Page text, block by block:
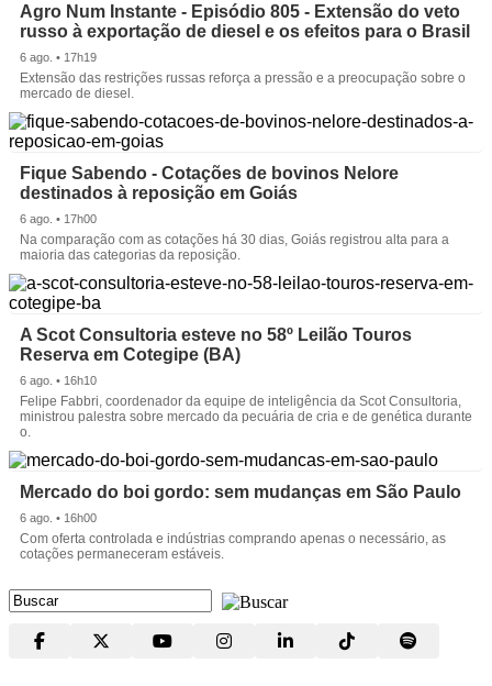
Agro Num Instante - Episódio 805 - Extensão do veto
russo à exportação de diesel e os efeitos para o Brasil
6 ago. • 17h19
Extensão das restrições russas reforça a pressão e a preocupação sobre o
mercado de diesel.
Fique Sabendo - Cotações de bovinos Nelore
destinados à reposição em Goiás
6 ago. • 17h00
Na comparação com as cotações há 30 dias, Goiás registrou alta para a
maioria das categorias da reposição.
A Scot Consultoria esteve no 58º Leilão Touros
Reserva em Cotegipe (BA)
6 ago. • 16h10
Felipe Fabbri, coordenador da equipe de inteligência da Scot Consultoria,
ministrou palestra sobre mercado da pecuária de cria e de genética durante
o.
Mercado do boi gordo: sem mudanças em São Paulo
6 ago. • 16h00
Com oferta controlada e indústrias comprando apenas o necessário, as
cotações permaneceram estáveis.